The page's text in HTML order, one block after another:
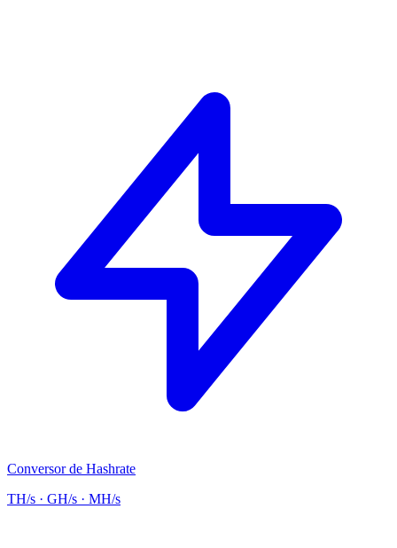
Conversor de Hashrate
TH/s · GH/s · MH/s